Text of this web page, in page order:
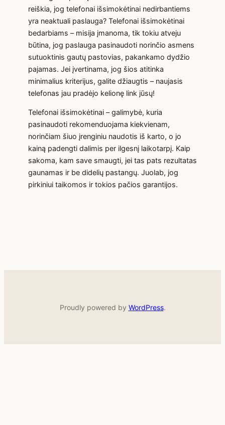
reiškia, jog telefonai išsimokėtinai nedirbantiems
yra neaktuali paslauga? Telefonai išsimokėtinai
bedarbiams – misija įmanoma, tik tokiu atveju
būtina, jog paslauga pasinaudoti norinčio asmens
sutuoktinis gautų pastovias, pakankamo dydžio
pajamas. Jei įvertinama, jog šios atitinka
minimalius kriterijus, galite džiaugtis – naujasis
telefonas jau pradėjo kelionę link jūsų!
Telefonai išsimokėtinai – galimybė, kuria
pasinaudoti rekomenduojama kiekvienam,
norinčiam šiuo įrenginiu naudotis iš karto, o jo
kainą padengti dalimis per ilgesnį laikotarpį. Kaip
sakoma, kam save smaugti, jei tas pats rezultatas
gaunamas ir be didelių pastangų. Juolab, jog
pirkiniui taikomos ir tokios pačios garantijos.
Proudly powered by WordPress.